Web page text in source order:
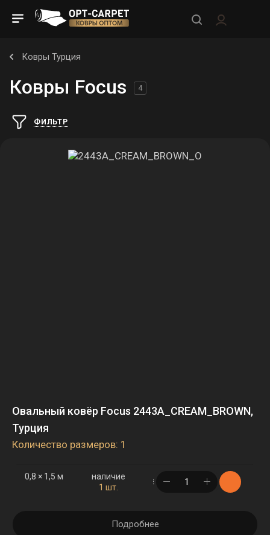
Ковры Турция
Ковры Focus 4
ФИЛЬТР
Овальный ковёр Focus 2443A_CREAM_BROWN,
Турция
Количество размеров: 1
0,8 × 1,5 м
наличие
1 шт.
в корзине
Подробнее